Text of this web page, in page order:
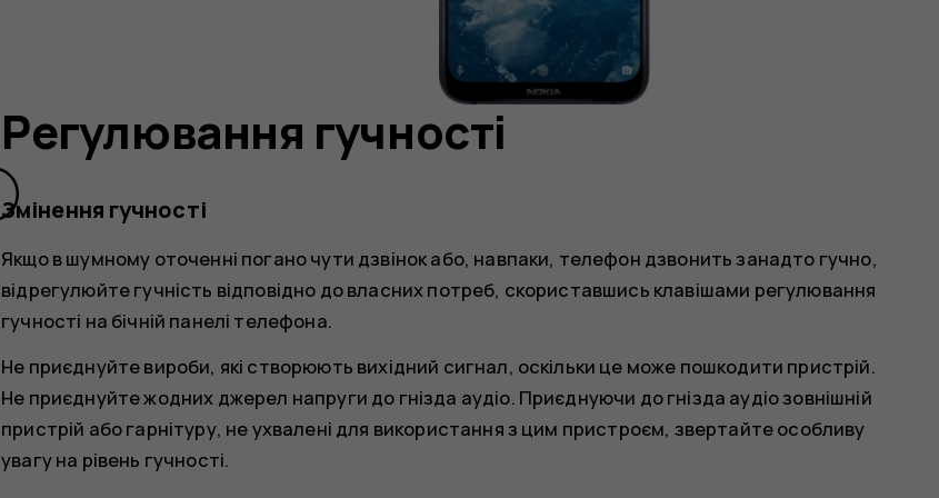
Регулювання гучності
Змінення гучності
Якщо в шумному оточенні погано чути дзвінок або, навпаки, телефон дзвонить занадто гучно,
відрегулюйте гучність відповідно до власних потреб, скориставшись клавішами регулювання
гучності на бічній панелі телефона.
Не приєднуйте вироби, які створюють вихідний сигнал, оскільки це може пошкодити пристрій.
Не приєднуйте жодних джерел напруги до гнізда аудіо. Приєднуючи до гнізда аудіо зовнішній
пристрій або гарнітуру, не ухвалені для використання з цим пристроєм, звертайте особливу
увагу на рівень гучності.